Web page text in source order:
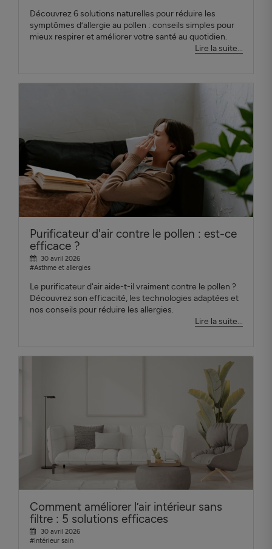
Découvrez 6 solutions naturelles pour réduire les
symptômes d’allergie au pollen : conseils simples pour
mieux respirer et améliorer votre santé au quotidien.
Lire la suite...
Purificateur d'air contre le pollen : est-ce
efficace ?
30 avril 2026
#Asthme et allergies
Le purificateur d'air aide-t-il vraiment contre le pollen ?
Découvrez son efficacité, les technologies adaptées et
nos conseils pour réduire les allergies.
Lire la suite...
Comment améliorer l’air intérieur sans
filtre : 5 solutions efficaces
30 avril 2026
#Intérieur sain